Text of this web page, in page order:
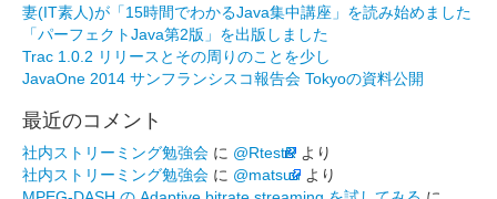
妻(IT素人)が「15時間でわかるJava集中講座」を読み始めました
「パーフェクトJava第2版」を出版しました
Trac 1.0.2 リリースとその周りのことを少し
JavaOne 2014 サンフランシスコ報告会 Tokyoの資料公開
最近のコメント
社内ストリーミング勉強会 に @RtestR より
社内ストリーミング勉強会 に @matsuu より